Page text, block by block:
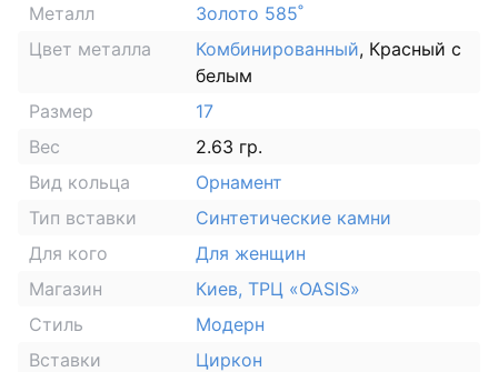
Металл
Золото 585˚
Цвет металла
Комбинированный, Красный с
белым
Размер
17
Вес
2.63 гр.
Вид кольца
Орнамент
Тип вставки
Синтетические камни
Для кого
Для женщин
Магазин
Киев, ТРЦ «OASIS»
Стиль
Модерн
Вставки
Циркон